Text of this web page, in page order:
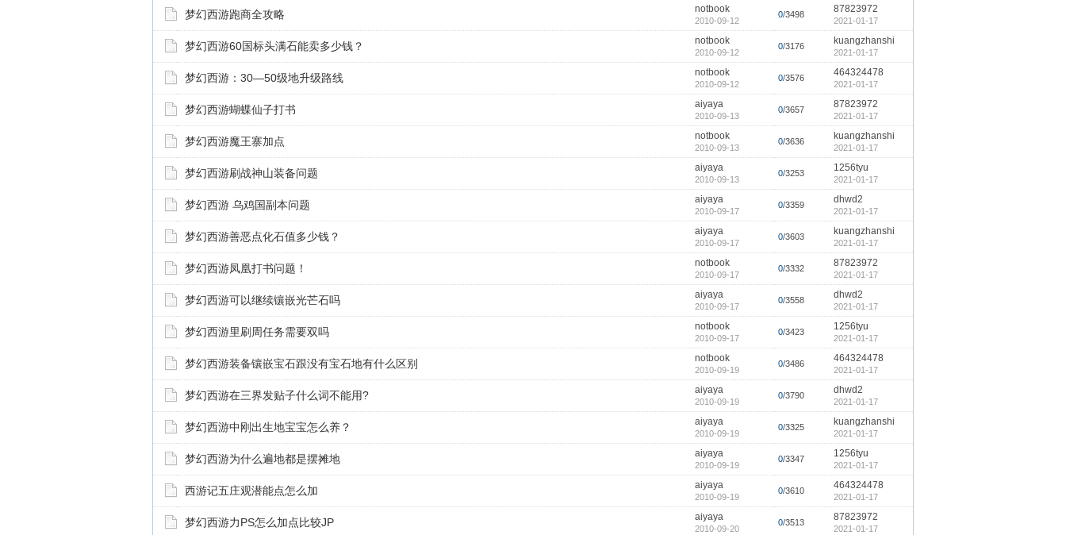
梦幻西游跑商全攻略 notbook
2010-09-12
0/3498 87823972
2021-01-17
梦幻西游60国标头满石能卖多少钱？ notbook
2010-09-12
0/3176 kuangzhanshi
2021-01-17
梦幻西游：30—50级地升级路线 notbook
2010-09-12
0/3576 464324478
2021-01-17
梦幻西游蝴蝶仙子打书 aiyaya
2010-09-13
0/3657 87823972
2021-01-17
梦幻西游魔王寨加点 notbook
2010-09-13
0/3636 kuangzhanshi
2021-01-17
梦幻西游刷战神山装备问题 aiyaya
2010-09-13
0/3253 1256tyu
2021-01-17
梦幻西游 乌鸡国副本问题 aiyaya
2010-09-17
0/3359 dhwd2
2021-01-17
梦幻西游善恶点化石值多少钱？ aiyaya
2010-09-17
0/3603 kuangzhanshi
2021-01-17
梦幻西游凤凰打书问题！ notbook
2010-09-17
0/3332 87823972
2021-01-17
梦幻西游可以继续镶嵌光芒石吗 aiyaya
2010-09-17
0/3558 dhwd2
2021-01-17
梦幻西游里刷周任务需要双吗 notbook
2010-09-17
0/3423 1256tyu
2021-01-17
梦幻西游装备镶嵌宝石跟没有宝石地有什么区别 notbook
2010-09-19
0/3486 464324478
2021-01-17
梦幻西游在三界发贴子什么词不能用? aiyaya
2010-09-19
0/3790 dhwd2
2021-01-17
梦幻西游中刚出生地宝宝怎么养？ aiyaya
2010-09-19
0/3325 kuangzhanshi
2021-01-17
梦幻西游为什么遍地都是摆摊地 aiyaya
2010-09-19
0/3347 1256tyu
2021-01-17
西游记五庄观潜能点怎么加 aiyaya
2010-09-19
0/3610 464324478
2021-01-17
梦幻西游力PS怎么加点比较JP aiyaya
2010-09-20
0/3513 87823972
2021-01-17